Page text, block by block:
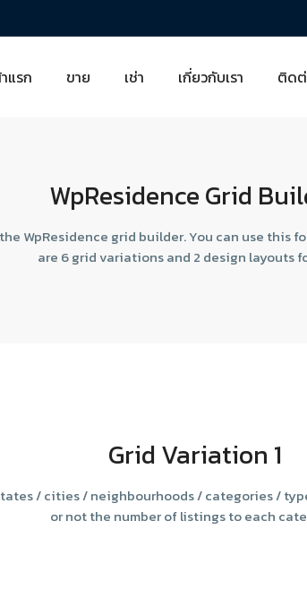
แรก ขาย เช่า เกี่ยวกับเรา ติดต่
WpResidence Grid
WpResidence grid builder. You can use this
are 6 grid variations and 2 design layouts
Grid Variation 1
/ cities / neighbourhoods / categories /
or not the number of listings to each